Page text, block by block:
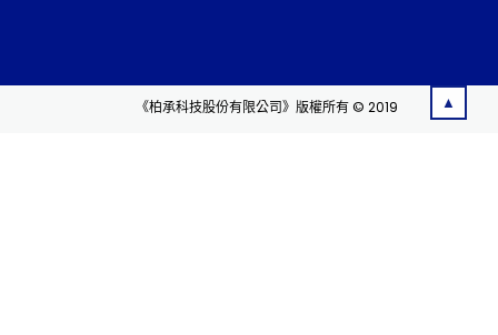
《柏承科技股份有限公司》版權所有 © 2019 ▲